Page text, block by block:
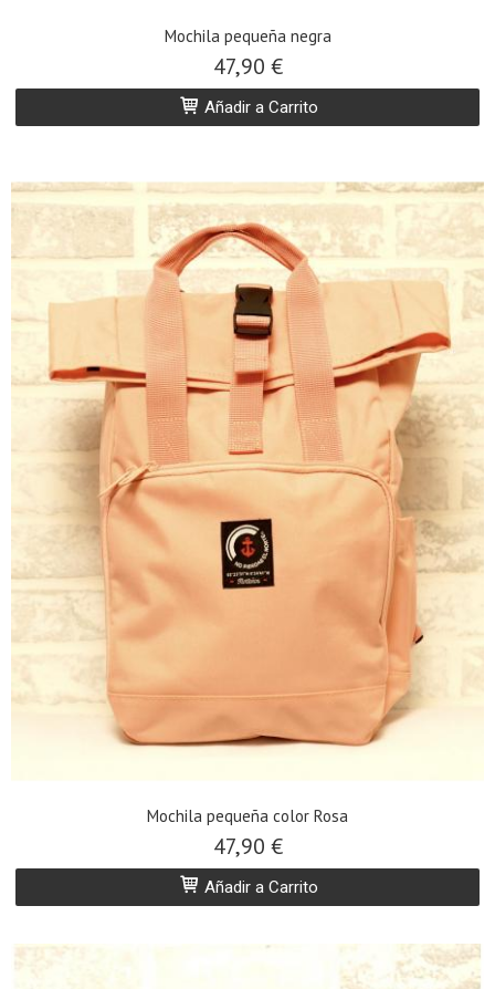
Mochila pequeña negra
47,90 €
Añadir a Carrito
Mochila pequeña color Rosa
47,90 €
Añadir a Carrito